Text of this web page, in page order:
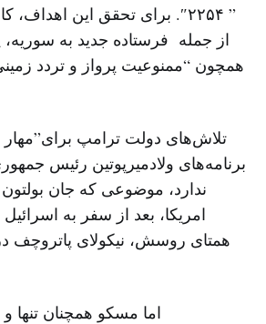
” ۲۲۵۴″. برای تحقق این
از جمله فرستاده جدید به
همچون “ممنوعیت پرواز و تردد
تلاش‌های دولت ترامپ برای”مهار
برنامه‌های ولادمیرپوتین رئیس
ندارد، موضوعی که جان
امریکا، بعد از سفر به اسرائیل
همتای روسش، نیکولای پاتروچف
اما مسکو همچنان تنها